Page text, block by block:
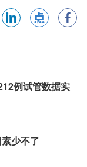
例试管数据实
少不了